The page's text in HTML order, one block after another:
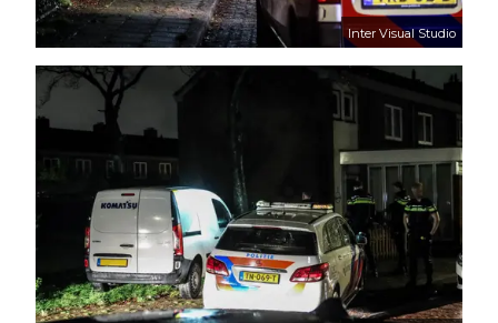
Inter Visual Studio